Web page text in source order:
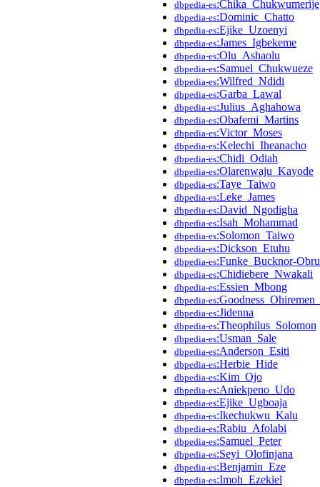
dbpedia-es:Chika_Chukwumerije
dbpedia-es:Dominic_Chatto
dbpedia-es:Ejike_Uzoenyi
dbpedia-es:James_Igbekeme
dbpedia-es:Olu_Ashaolu
dbpedia-es:Samuel_Chukwueze
dbpedia-es:Wilfred_Ndidi
dbpedia-es:Garba_Lawal
dbpedia-es:Julius_Aghahowa
dbpedia-es:Obafemi_Martins
dbpedia-es:Victor_Moses
dbpedia-es:Kelechi_Iheanacho
dbpedia-es:Chidi_Odiah
dbpedia-es:Olarenwaju_Kayode
dbpedia-es:Taye_Taiwo
dbpedia-es:Leke_James
dbpedia-es:David_Ngodigha
dbpedia-es:Isah_Mohammad
dbpedia-es:Solomon_Taiwo
dbpedia-es:Dickson_Etuhu
dbpedia-es:Funke_Bucknor-
dbpedia-es:Chidiebere_Nwakali
dbpedia-es:Essien_Mbong
dbpedia-es
dbpedia-es:Jidenna
dbpedia-es:Theophilus_Solomon
dbpedia-es:Usman_Sale
dbpedia-es:Anderson_Esiti
dbpedia-es:Herbie_Hide
dbpedia-es:Kim_Ojo
dbpedia-es:Aniekpeno_Udo
dbpedia-es:Ejike_Ugboaja
dbpedia-es:Ikechukwu_Kalu
dbpedia-es:Rabiu_Afolabi
dbpedia-es:Samuel_Peter
dbpedia-es:Seyi_Olofinjana
dbpedia-es:Benjamin_Eze
dbpedia-es:Imoh_Ezekiel